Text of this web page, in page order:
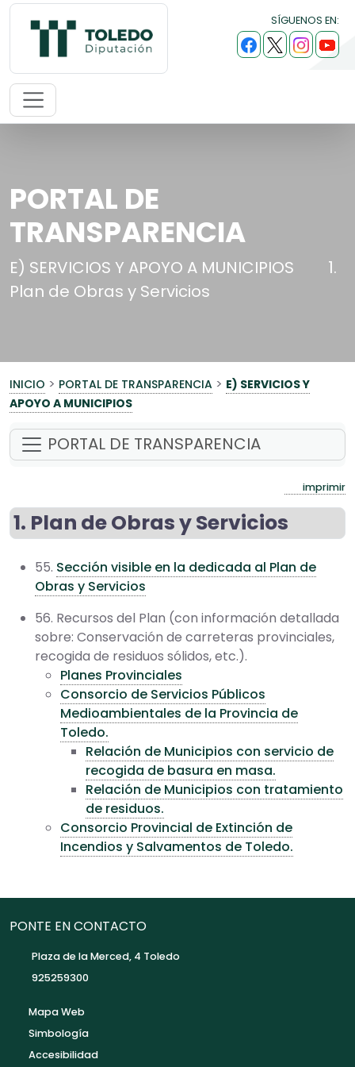
SÍGUENOS EN:
PORTAL DE
TRANSPARENCIA
E) SERVICIOS Y APOYO A MUNICIPIOS
1.
Plan de Obras y Servicios
INICIO > PORTAL DE TRANSPARENCIA > E) SERVICIOS Y
APOYO A MUNICIPIOS
PORTAL DE TRANSPARENCIA
imprimir
1. Plan de Obras y Servicios
55. Sección visible en la dedicada al Plan de
Obras y Servicios
56. Recursos del Plan (con información detallada
sobre: Conservación de carreteras provinciales,
recogida de residuos sólidos, etc.).
Planes Provinciales
Consorcio de Servicios Públicos
Medioambientales de la Provincia de
Toledo.
Relación de Municipios con servicio de
recogida de basura en masa.
Relación de Municipios con tratamiento
de residuos.
Consorcio Provincial de Extinción de
Incendios y Salvamentos de Toledo.
PONTE EN CONTACTO
Plaza de la Merced, 4 Toledo
925259300
Mapa Web
Simbología
Accesibilidad